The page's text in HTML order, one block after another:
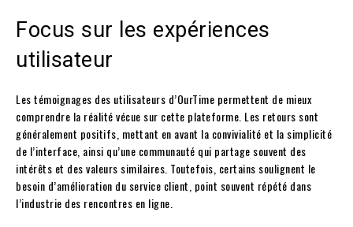
Focus sur les expériences
utilisateur
Les témoignages des utilisateurs d’OurTime permettent de mieux
comprendre la réalité vécue sur cette plateforme. Les retours sont
généralement positifs, mettant en avant la convivialité et la simplicité
de l’interface, ainsi qu’une communauté qui partage souvent des
intérêts et des valeurs similaires. Toutefois, certains soulignent le
besoin d’amélioration du service client, point souvent répété dans
l’industrie des rencontres en ligne.